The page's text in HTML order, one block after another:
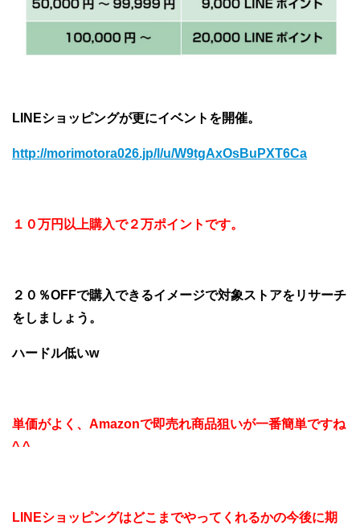
LINEショッピングが更にイベントを開催。
http://morimotora026.jp/l/u/W9tgAxOsBuPXT6Ca
１０万円以上購入で２万ポイントです。
２０％OFFで購入できるイメージで対象ストアをリサーチ
をしましょう。
ハードル低いw
単価がよく、Amazonで即売れ商品狙いが一番簡単ですね
^ ^
LINEショッピングはどこまでやってくれるかの今後に期